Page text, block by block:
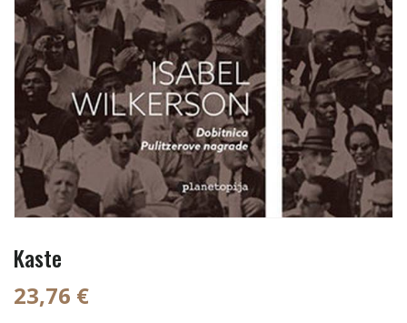
Kaste
23,76 €